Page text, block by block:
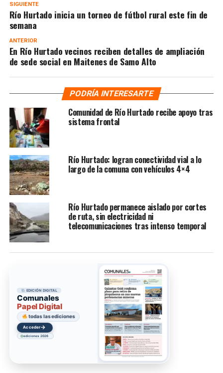
SIGUIENTE
Río Hurtado inicia un torneo de fútbol rural este fin de
semana
ANTERIOR
En Río Hurtado vecinos reciben detalles de ampliación
de sede social en Maitenes de Samo Alto
PODRÍA INTERESARTE
Comunidad de Río Hurtado recibe apoyo tras
sistema frontal
Río Hurtado: logran conectividad vial a lo
largo de la comuna con vehículos 4×4
Río Hurtado permanece aislado por cortes
de ruta, sin electricidad ni
telecomunicaciones tras intenso temporal
EDICIÓN DIGITAL
Comunales
Papel Digital
todas las ediciones
Acceder→
ediciones 2026